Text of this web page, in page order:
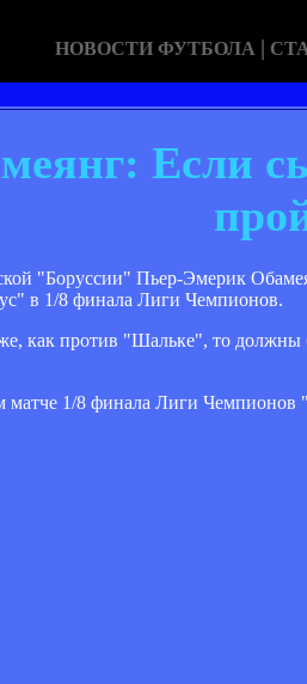
НОВОСТИ ФУТБОЛА |
Если
"Боруссии" Пьер-Эмерик
в 1/8 финала Лиги Чемпионов.
как против "Шальке", то
1/8 финала Лиги Чемпионов